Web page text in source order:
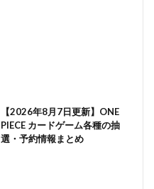
【2026年8月7日更新】ONE
PIECE カードゲーム各種の抽
選・予約情報まとめ